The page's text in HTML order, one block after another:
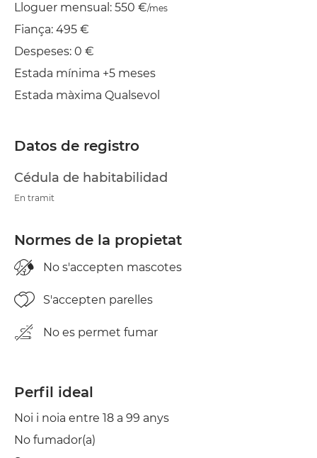
Balcó
Estenedor
Lloguer mensual: 550 €/mes
Fiança: 495 €
Despeses: 0 €
Estada mínima +5 meses
Estada màxima Qualsevol
Datos de registro
Cédula de habitabilidad
En tramit
Normes de la propietat
No s'accepten mascotes
S'accepten parelles
No es permet fumar
Perfil ideal
Noi i noia entre 18 a 99 anys
No fumador(a)